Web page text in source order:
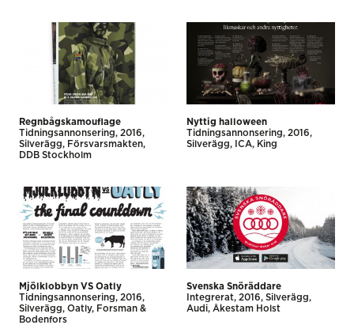
Regnbågskamouflage
Tidnings­annonsering
2016
Silverägg
Försvarsmakten
DDB Stockholm
Nyttig halloween
Tidnings­annonsering
2016
Silverägg
ICA King
Mjölklobbyn VS Oatly
Tidnings­annonsering
2016
Silverägg
Oatly
Forsman &
Bodenfors
Svenska Snöräddare
Integrerat 2016
Silverägg
Audi
Åkestam Holst